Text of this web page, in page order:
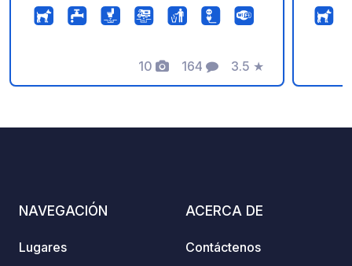
pinos. Punto de partida mítico para
ascender al Mont Ventoux en bicicleta.
web de CAMPING-CAR PARK.
10
Fotos
164
Comentarios
3.5
Calificación
★
Los
NAVEGACIÓN
Lugares
ACERCA DE
Contáctenos